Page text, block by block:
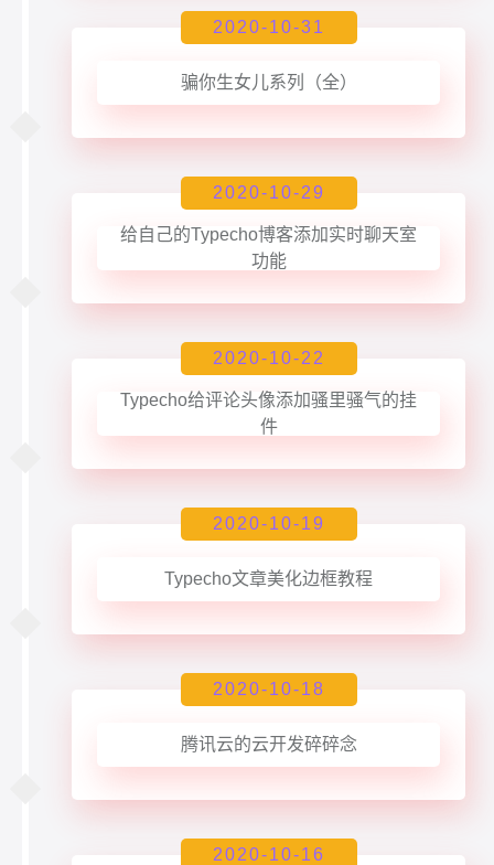
2020-10-31
骗你生女儿系列（全）
2020-10-29
给自己的Typecho博客添加实时聊天室
功能
2020-10-22
Typecho给评论头像添加骚里骚气的挂
件
2020-10-19
Typecho文章美化边框教程
2020-10-18
腾讯云的云开发碎碎念
2020-10-16